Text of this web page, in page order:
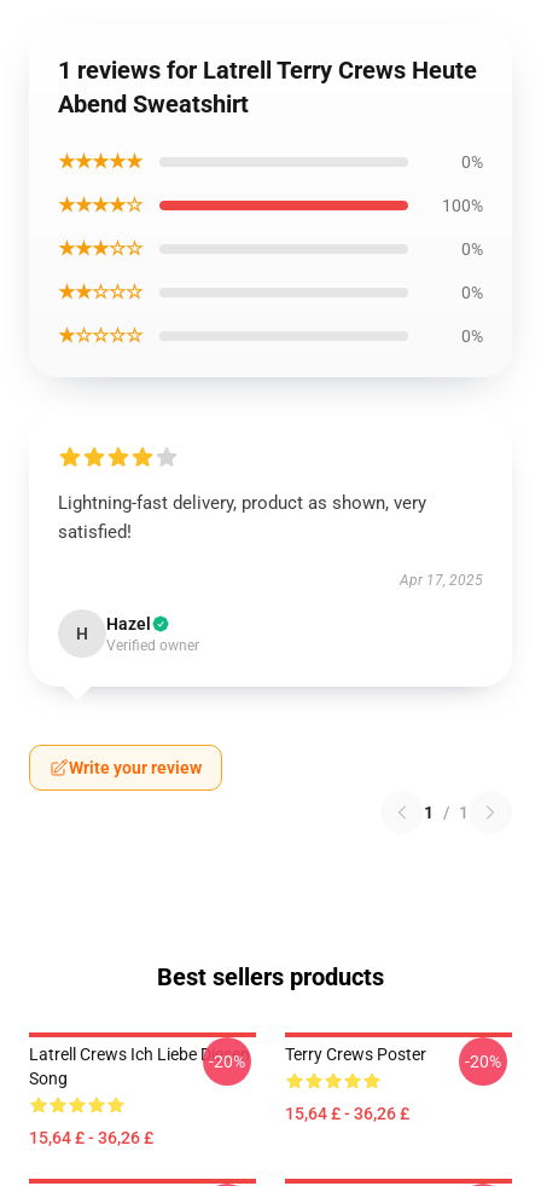
1 reviews for Latrell Terry Crews Heute
Abend Sweatshirt
★★★★★ 0%
★★★★☆ 100%
★★★☆☆ 0%
★★☆☆☆ 0%
★☆☆☆☆ 0%
Lightning-fast delivery, product as shown, very
satisfied!
Apr 17, 2025
H Hazel
Verified owner
Write your review
1 / 1
Best sellers products
Latrell Crews Ich Liebe Diesen
Song
15,64 £ - 36,26 £
-20% Terry Crews Poster
15,64 £ - 36,26 £
-20%